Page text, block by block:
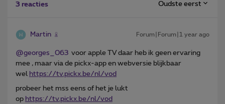
3 reacties Oudste eerst
Martin Forum|Forum|1 year ago
@georges_063 voor apple TV daar heb ik geen ervaring
mee , maar via de pickx-app en webversie blijkbaar
wel https://tv.pickx.be/nl/vod
probeer het mss eens of het je lukt
op https://tv.pickx.be/nl/vod